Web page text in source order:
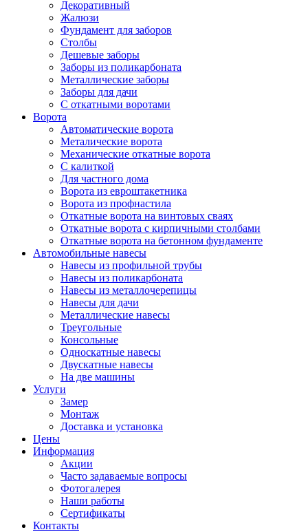
Декоративный
Жалюзи
Фундамент для заборов
Столбы
Дешевые заборы
Заборы из поликарбоната
Металлические заборы
Заборы для дачи
С откатными воротами
Ворота
Автоматические ворота
Металические ворота
Механические откатные ворота
С калиткой
Для частного дома
Ворота из евроштакетника
Ворота из профнастила
Откатные ворота на винтовых сваях
Откатные ворота с кирпичными столбами
Откатные ворота на бетонном фундаменте
Автомобильные навесы
Навесы из профильной трубы
Навесы из поликарбоната
Навесы из металлочерепицы
Навесы для дачи
Металлические навесы
Треугольные
Консольные
Односкатные навесы
Двускатные навесы
На две машины
Услуги
Замер
Монтаж
Доставка и установка
Цены
Информация
Акции
Часто задаваемые вопросы
Фотогалерея
Наши работы
Сертификаты
Контакты